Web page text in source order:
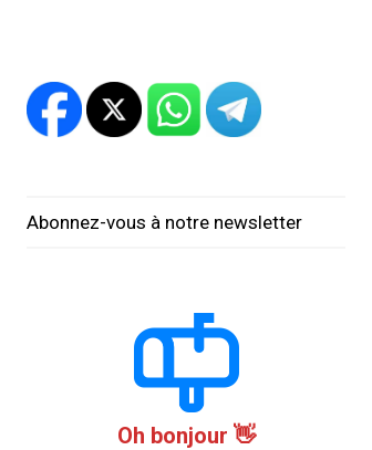
Abonnez-vous à notre newsletter
Oh bonjour 👋